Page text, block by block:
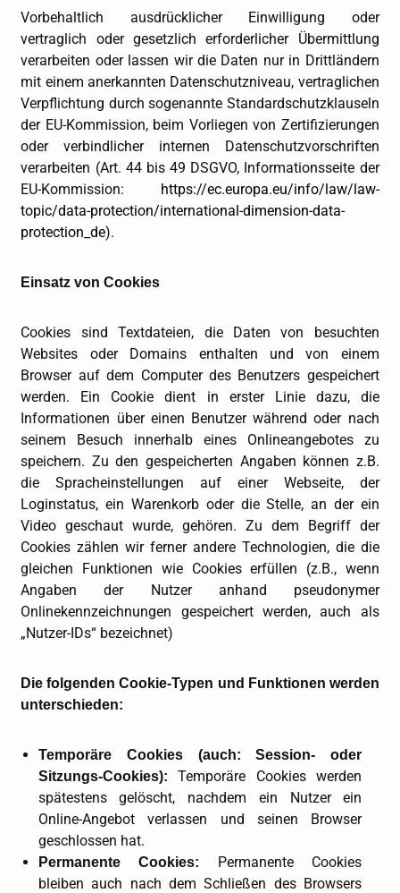
Vorbehaltlich ausdrücklicher Einwilligung oder
vertraglich oder gesetzlich erforderlicher Übermittlung
verarbeiten oder lassen wir die Daten nur in Drittländern
mit einem anerkannten Datenschutzniveau, vertraglichen
Verpflichtung durch sogenannte Standardschutzklauseln
der EU-Kommission, beim Vorliegen von Zertifizierungen
oder verbindlicher internen Datenschutzvorschriften
verarbeiten (Art. 44 bis 49 DSGVO, Informationsseite der
EU-Kommission: https://ec.europa.eu/info/law/law-
topic/data-protection/international-dimension-data-
protection_de).
Einsatz von Cookies
Cookies sind Textdateien, die Daten von besuchten
Websites oder Domains enthalten und von einem
Browser auf dem Computer des Benutzers gespeichert
werden. Ein Cookie dient in erster Linie dazu, die
Informationen über einen Benutzer während oder nach
seinem Besuch innerhalb eines Onlineangebotes zu
speichern. Zu den gespeicherten Angaben können z.B.
die Spracheinstellungen auf einer Webseite, der
Loginstatus, ein Warenkorb oder die Stelle, an der ein
Video geschaut wurde, gehören. Zu dem Begriff der
Cookies zählen wir ferner andere Technologien, die die
gleichen Funktionen wie Cookies erfüllen (z.B., wenn
Angaben der Nutzer anhand pseudonymer
Onlinekennzeichnungen gespeichert werden, auch als
„Nutzer-IDs“ bezeichnet)
Die folgenden Cookie-Typen und Funktionen werden
unterschieden:
Temporäre Cookies (auch: Session- oder
Sitzungs-Cookies): Temporäre Cookies werden
spätestens gelöscht, nachdem ein Nutzer ein
Online-Angebot verlassen und seinen Browser
geschlossen hat.
Permanente Cookies:
Permanente Cookies
bleiben auch nach dem Schließen des Browsers